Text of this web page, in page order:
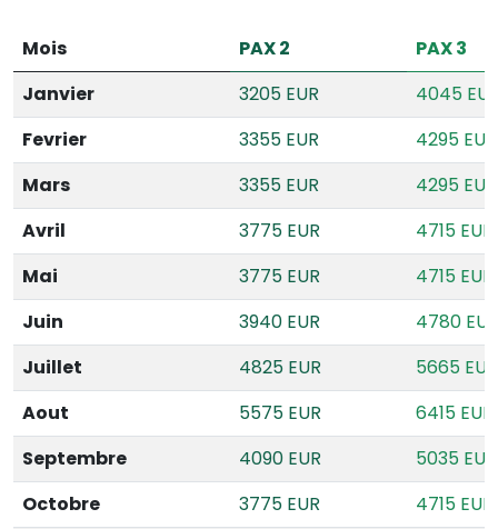
Mois PAX 2
PAX 3
Janvier
3205 EUR
4045
Fevrier
3355 EUR
4295 EUR
Mars
3355 EUR
4295 EUR
Avril
3775 EUR
4715 EUR
Mai
3775 EUR
4715 EUR
Juin
3940 EUR
4780 EUR
Juillet
4825 EUR
5665 EUR
Aout
5575 EUR
6415 EUR
Septembre
4090 EUR
5035 EUR
Octobre
3775 EUR
4715 EUR